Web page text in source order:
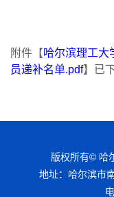
附件【哈尔滨理工大
员递补名单.pdf】已
版权所有© 哈
地址：哈尔滨市